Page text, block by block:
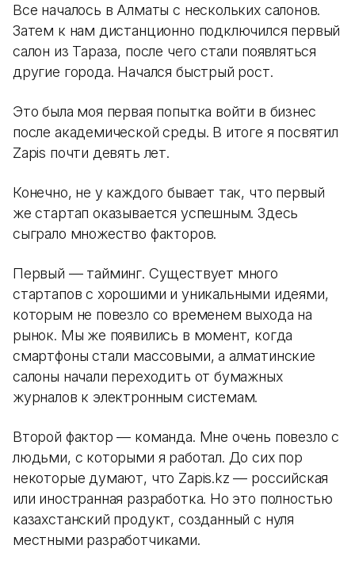
Все началось в Алматы с нескольких салонов.
Затем к нам дистанционно подключился первый
салон из Тараза, после чего стали появляться
другие города. Начался быстрый рост.
Это была моя первая попытка войти в бизнес
после академической среды. В итоге я посвятил
Zapis почти девять лет.
Конечно, не у каждого бывает так, что первый
же стартап оказывается успешным. Здесь
сыграло множество факторов.
Первый — тайминг. Существует много
стартапов с хорошими и уникальными идеями,
которым не повезло со временем выхода на
рынок. Мы же появились в момент, когда
смартфоны стали массовыми, а алматинские
салоны начали переходить от бумажных
журналов к электронным системам.
Второй фактор — команда. Мне очень повезло с
людьми, с которыми я работал. До сих пор
некоторые думают, что Zapis.kz — российская
или иностранная разработка. Но это полностью
казахстанский продукт, созданный с нуля
местными разработчиками.